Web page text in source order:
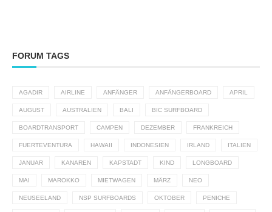
FORUM TAGS
AGADIR AIRLINE ANFÄNGER ANFÄNGERBOARD APRIL
AUGUST AUSTRALIEN BALI BIC SURFBOARD
BOARDTRANSPORT CAMPEN DEZEMBER FRANKREICH
FUERTEVENTURA HAWAII INDONESIEN IRLAND ITALIEN
JANUAR KANAREN KAPSTADT KIND LONGBOARD
MAI MAROKKO MIETWAGEN MÄRZ NEO
NEUSEELAND NSP SURFBOARDS OKTOBER PENICHE